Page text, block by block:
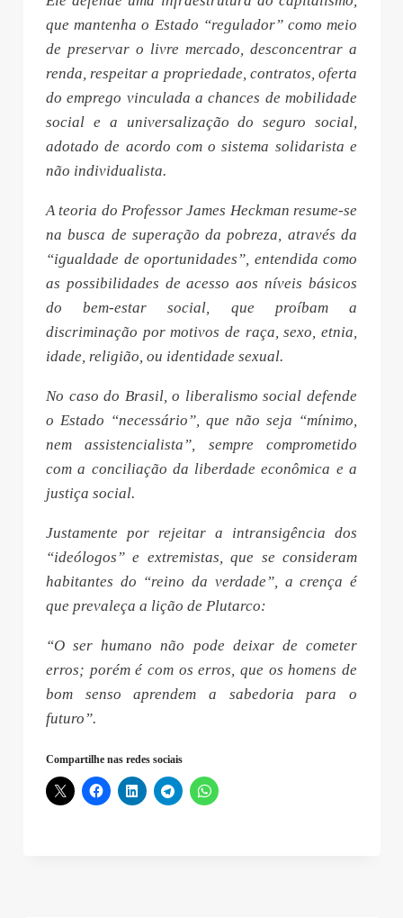
que mantenha o Estado “regulador” como meio
de preservar o livre mercado, desconcentrar a
renda, respeitar a propriedade, contratos, oferta
do emprego vinculada a chances de mobilidade
social e a universalização do seguro social,
adotado de acordo com o sistema solidarista e
não individualista.
A teoria do Professor James Heckman resume-se
na busca de superação da pobreza, através da
“igualdade de oportunidades”, entendida como
as possibilidades de acesso aos níveis básicos
do bem-estar social, que proíbam a
discriminação por motivos de raça, sexo, etnia,
idade, religião, ou identidade sexual.
No caso do Brasil, o liberalismo social defende
o Estado “necessário”, que não seja “mínimo,
nem assistencialista”, sempre comprometido
com a conciliação da liberdade econômica e a
justiça social.
Justamente por rejeitar a intransigência dos
“ideólogos” e extremistas, que se consideram
habitantes do “reino da verdade”, a crença é
que prevaleça a lição de Plutarco:
“O ser humano não pode deixar de cometer
erros; porém é com os erros, que os homens de
bom senso aprendem a sabedoria para o
futuro”.
Compartilhe nas redes sociais